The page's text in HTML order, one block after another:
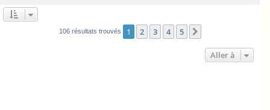
106 résultats trouvés 1 2 3 4 5
Aller à